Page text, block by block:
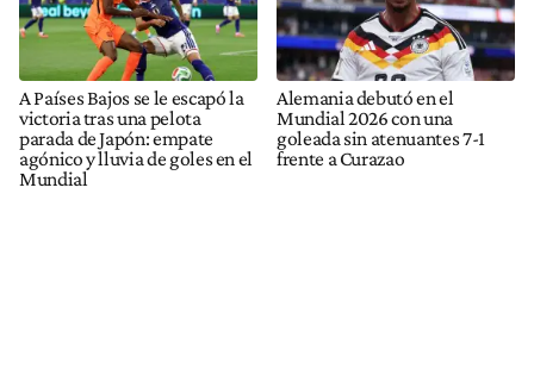
A Países Bajos se le escapó la
victoria tras una pelota
parada de Japón: empate
agónico y lluvia de goles en el
Mundial
Alemania debutó en el
Mundial 2026 con una
goleada sin atenuantes 7-1
frente a Curazao